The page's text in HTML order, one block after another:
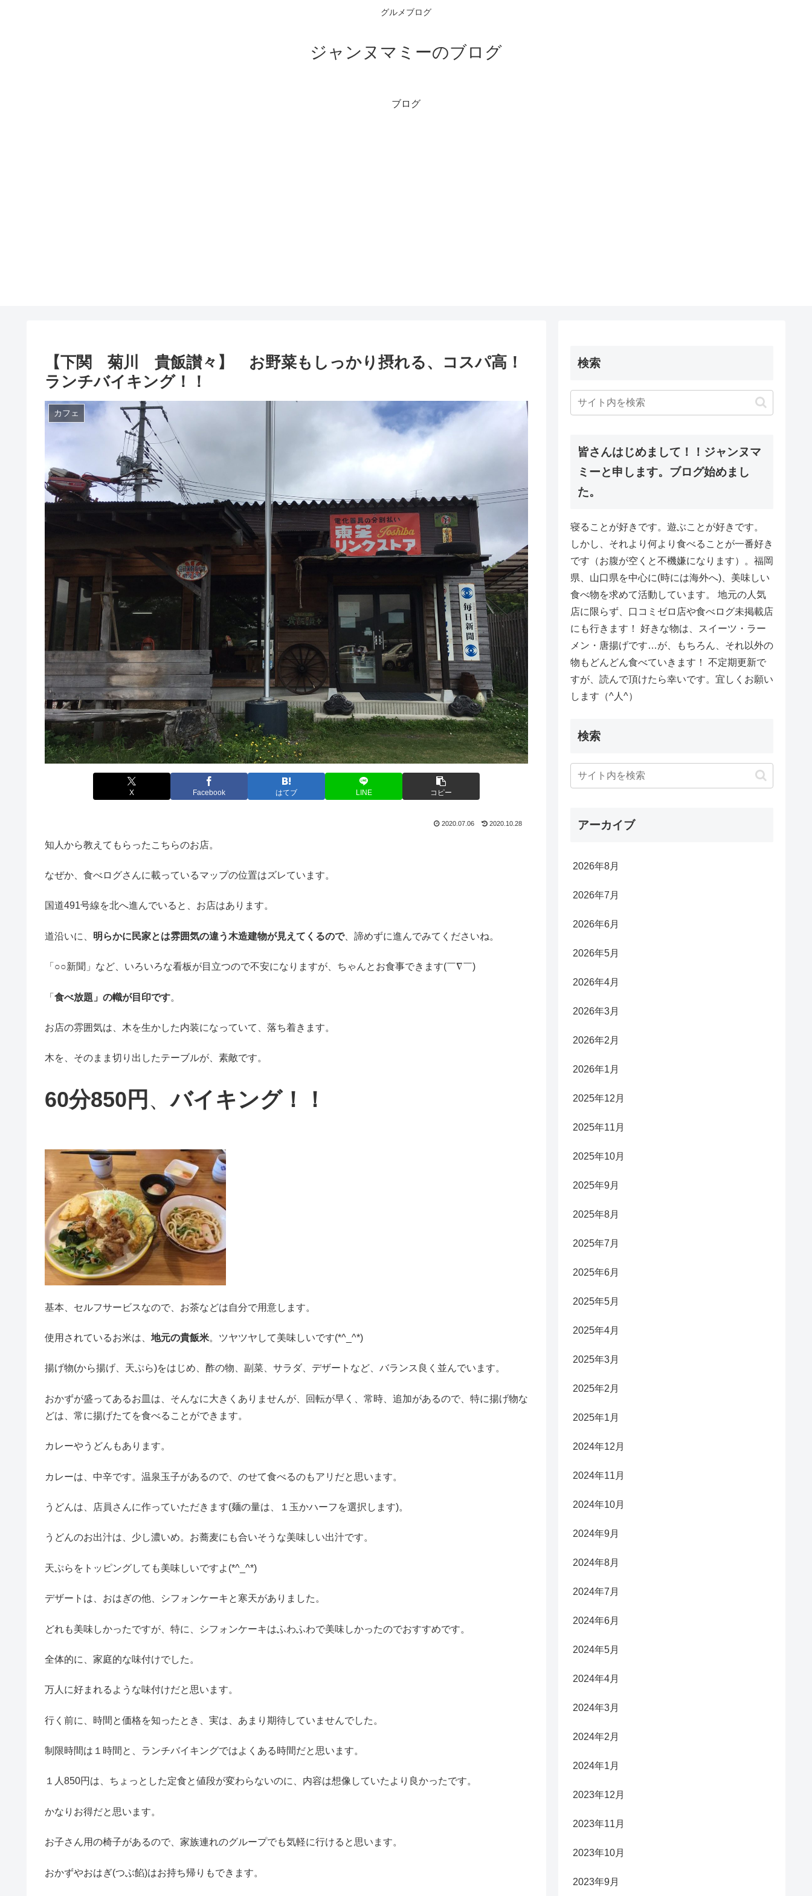
グルメブログ
ジャンヌマミーのブログ
ブログ
【下関 菊川 貴飯讃々】 お野菜もしっかり摂れる、コスパ高！
ランチバイキング！！
カフェ
X Facebook はてブ LINE コピー
2020.07.06 2020.10.28
知人から教えてもらったこちらのお店。
なぜか、食べログさんに載っているマップの位置はズレています。
国道491号線を北へ進んでいると、お店はあります。
道沿いに、 明らかに民家とは雰囲気の違う木造建物が見えてくるので、諦めずに進んでみてくださいね。
「○○新聞」など、いろいろな看板が目立つので不安になりますが、ちゃんとお食事できます(￣∇￣)
「 食べ放題」の幟が目印です。
お店の雰囲気は、木を生かした内装になっていて、落ち着きます。
木を、そのまま切り出したテーブルが、素敵です。
60分850円 、バイキング！！
基本、セルフサービスなので、お茶などは自分で用意します。
使用されているお米は、 地元の貴飯米。ツヤツヤして美味しいです(*^_^*)
揚げ物(から揚げ、天ぷら)をはじめ、酢の物、副菜、サラダ、デザートなど、バランス良く並んでいます。
おかずが盛ってあるお皿は、そんなに大きくありませんが、回転が早く、常時、追加があるので、特に揚げ物な
どは、常に揚げたてを食べることができます。
カレーやうどんもあります。
カレーは、中辛です。温泉玉子があるので、のせて食べるのもアリだと思います。
うどんは、店員さんに作っていただきます(麺の量は、１玉かハーフを選択します)。
うどんのお出汁は、少し濃いめ。お蕎麦にも合いそうな美味しい出汁です。
天ぷらをトッピングしても美味しいですよ(*^_^*)
デザートは、おはぎの他、シフォンケーキと寒天がありました。
どれも美味しかったですが、特に、シフォンケーキはふわふわで美味しかったのでおすすめです。
全体的に、家庭的な味付けでした。
万人に好まれるような味付けだと思います。
行く前に、時間と価格を知ったとき、実は、あまり期待していませんでした。
制限時間は１時間と、ランチバイキングではよくある時間だと思います。
１人850円は、ちょっとした定食と値段が変わらないのに、内容は想像していたより良かったです。
かなりお得だと思います。
お子さん用の椅子があるので、家族連れのグループでも気軽に行けると思います。
おかずやおはぎ(つぶ餡)はお持ち帰りもできます。
検索
皆さんはじめまして！！ジャンヌマ
ミーと申します。ブログ始めまし
た。
寝ることが好きです。遊ぶことが好きです。
しかし、それより何より食べることが一番好き
です（お腹が空くと不機嫌になります）。福岡
県、山口県を中心に(時には海外へ)、美味しい
食べ物を求めて活動しています。 地元の人気
店に限らず、口コミゼロ店や食べログ未掲載店
にも行きます！ 好きな物は、スイーツ・ラー
メン・唐揚げです…が、もちろん、それ以外の
物もどんどん食べていきます！ 不定期更新で
すが、読んで頂けたら幸いです。宜しくお願い
します（^人^）
検索
アーカイブ
2026年8月
2026年7月
2026年6月
2026年5月
2026年4月
2026年3月
2026年2月
2026年1月
2025年12月
2025年11月
2025年10月
2025年9月
2025年8月
2025年7月
2025年6月
2025年5月
2025年4月
2025年3月
2025年2月
2025年1月
2024年12月
2024年11月
2024年10月
2024年9月
2024年8月
2024年7月
2024年6月
2024年5月
2024年4月
2024年3月
2024年2月
2024年1月
2023年12月
2023年11月
2023年10月
2023年9月